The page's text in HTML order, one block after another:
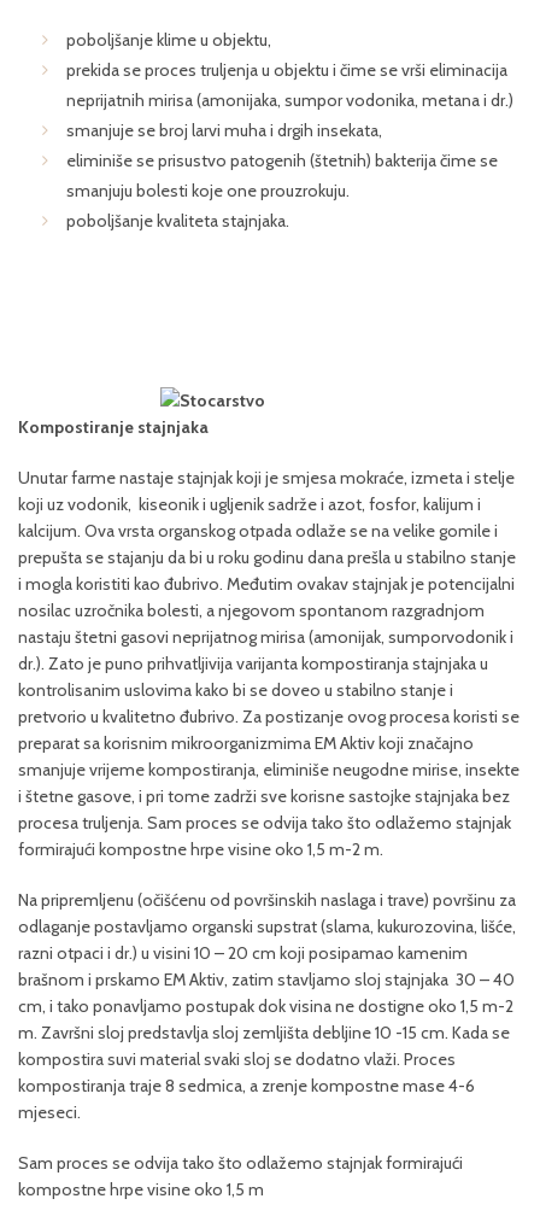
poboljšanje klime u objektu,
prekida se proces truljenja u objektu i čime se vrši eliminacija
neprijatnih mirisa (amonijaka, sumpor vodonika, metana i dr.)
smanjuje se broj larvi muha i drgih insekata,
eliminiše se prisustvo patogenih (štetnih) bakterija čime se
smanjuju bolesti koje one prouzrokuju.
poboljšanje kvaliteta stajnjaka.
Kompostiranje stajnjaka
Unutar farme nastaje stajnjak koji je smjesa mokraće, izmeta i stelje
koji uz vodonik, kiseonik i ugljenik sadrže i azot, fosfor, kalijum i
kalcijum. Ova vrsta organskog otpada odlaže se na velike gomile i
prepušta se stajanju da bi u roku godinu dana prešla u stabilno stanje
i mogla koristiti kao đubrivo. Međutim ovakav stajnjak je potencijalni
nosilac uzročnika bolesti, a njegovom spontanom razgradnjom
nastaju štetni gasovi neprijatnog mirisa (amonijak, sumporvodonik i
dr.). Zato je puno prihvatljivija varijanta kompostiranja stajnjaka u
kontrolisanim uslovima kako bi se doveo u stabilno stanje i
pretvorio u kvalitetno đubrivo. Za postizanje ovog procesa koristi se
preparat sa korisnim mikroorganizmima EM Aktiv koji značajno
smanjuje vrijeme kompostiranja, eliminiše neugodne mirise, insekte
i štetne gasove, i pri tome zadrži sve korisne sastojke stajnjaka bez
procesa truljenja. Sam proces se odvija tako što odlažemo stajnjak
formirajući kompostne hrpe visine oko 1,5 m-2 m.
Na pripremljenu (očišćenu od površinskih naslaga i trave) površinu za
odlaganje postavljamo organski supstrat (slama, kukurozovina, lišće,
razni otpaci i dr.) u visini 10 – 20 cm koji posipamao kamenim
brašnom i prskamo EM Aktiv, zatim stavljamo sloj stajnjaka 30 – 40
cm, i tako ponavljamo postupak dok visina ne dostigne oko 1,5 m-2
m. Završni sloj predstavlja sloj zemljišta debljine 10 -15 cm. Kada se
kompostira suvi material svaki sloj se dodatno vlaži. Proces
kompostiranja traje 8 sedmica, a zrenje kompostne mase 4-6
mjeseci.
Sam proces se odvija tako što odlažemo stajnjak formirajući
kompostne hrpe visine oko 1,5 m